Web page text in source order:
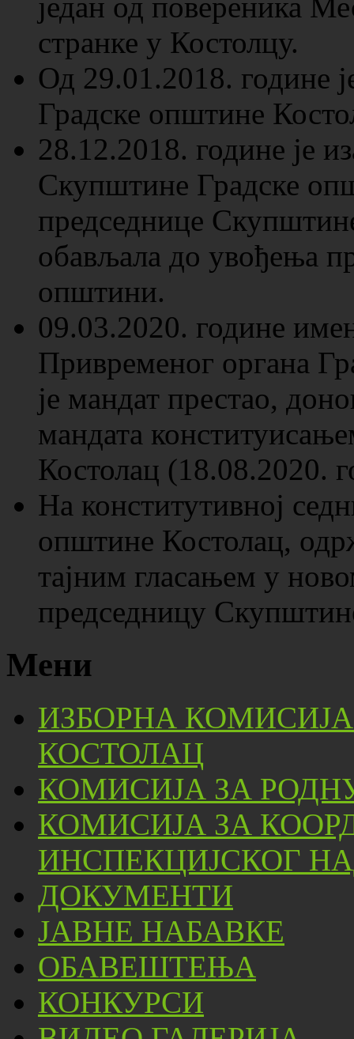
један од повереника
странке у Костолцу.
Од 29.01.2018. године
Градске општине
28.12.2018. године је
Скупштине Градске
председнице
обављала до увођења
општини.
09.03.2020. године
Привременог органа
је мандат престао,
мандата
Костолац (18.08.2020.
На конститутивној
општине Костолац,
тајним гласањем у
председницу
Мени
ИЗБОРНА
КОСТОЛАЦ
КОМИСИЈА ЗА
КОМИСИЈА ЗА
ИНСПЕКЦИЈСКОГ
ДОКУМЕНТИ
ЈАВНЕ НАБАВКЕ
ОБАВЕШТЕЊА
КОНКУРСИ